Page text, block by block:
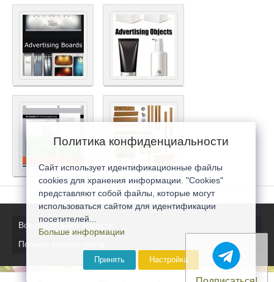
Все последние новости
Полная версия сайта
Политика конфиденциальности
Сайт использует идентификационные файлы
cookies для хранения информации. "Cookies"
представляют собой файлы, которые могут
использоваться сайтом для идентификации
посетителей...
Больше информации
Принять Настройка